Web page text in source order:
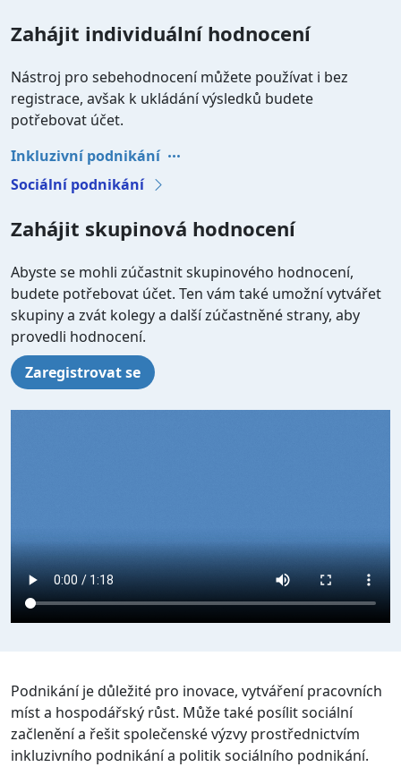
Zahájit individuální hodnocení
Nástroj pro sebehodnocení můžete používat i bez
registrace, avšak k ukládání výsledků budete
potřebovat účet.
Inkluzivní podnikání
Sociální podnikání
Zahájit skupinová hodnocení
Abyste se mohli zúčastnit skupinového hodnocení,
budete potřebovat účet. Ten vám také umožní vytvářet
skupiny a zvát kolegy a další zúčastněné strany, aby
provedli hodnocení.
Zaregistrovat se
Podnikání je důležité pro inovace, vytváření pracovních
míst a hospodářský růst. Může také posílit sociální
začlenění a řešit společenské výzvy prostřednictvím
inkluzivního podnikání a politik sociálního podnikání.